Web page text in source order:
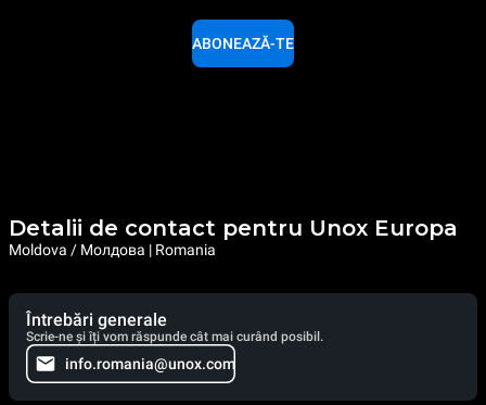
ABONEAZĂ-TE
Detalii de contact pentru Unox Europa
Moldova / Молдова | Romania
Întrebări generale
Scrie-ne și îți vom răspunde cât mai curând posibil.
info.romania@unox.com